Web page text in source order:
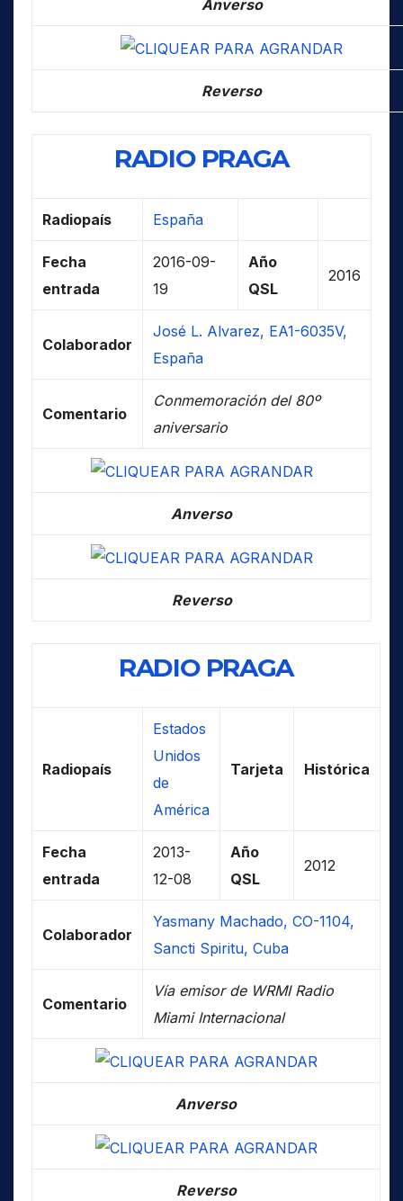
Anverso
Reverso
RADIO PRAGA
Radiopaís España
Fecha
entrada
2016-09-
19
Año
QSL
2016
Colaborador
José L. Alvarez, EA1-6035V,
España
Comentario
Conmemoración del 80º
aniversario
Anverso
Reverso
RADIO PRAGA
Radiopaís
Estados
Unidos
de
América
Tarjeta Histórica
Fecha
entrada
2013-
12-08
Año
QSL
2012
Colaborador
Yasmany Machado, CO-1104,
Sancti Spiritu, Cuba
Comentario
Vía emisor de WRMI Radio
Miami Internacional
Anverso
Reverso